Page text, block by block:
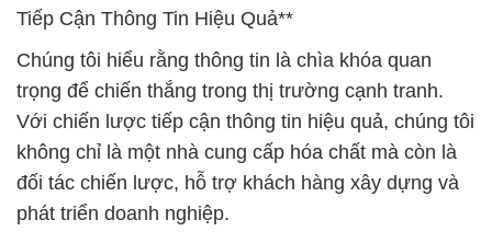
Tiếp Cận Thông Tin Hiệu Quả**
Chúng tôi hiểu rằng thông tin là chìa khóa quan
trọng để chiến thắng trong thị trường cạnh tranh.
Với chiến lược tiếp cận thông tin hiệu quả, chúng tôi
không chỉ là một nhà cung cấp hóa chất mà còn là
đối tác chiến lược, hỗ trợ khách hàng xây dựng và
phát triển doanh nghiệp.